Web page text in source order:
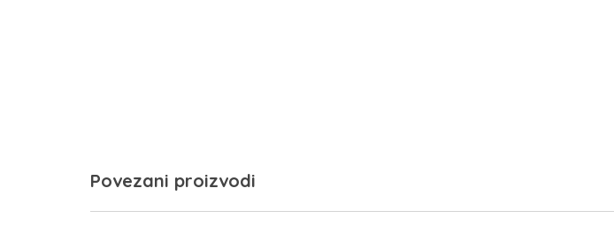
Povezani proizvodi